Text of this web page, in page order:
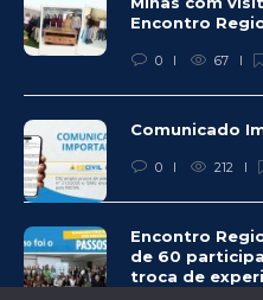
Encontro
0 67
Comunicado
0 212
Encontro
de 60
troca de